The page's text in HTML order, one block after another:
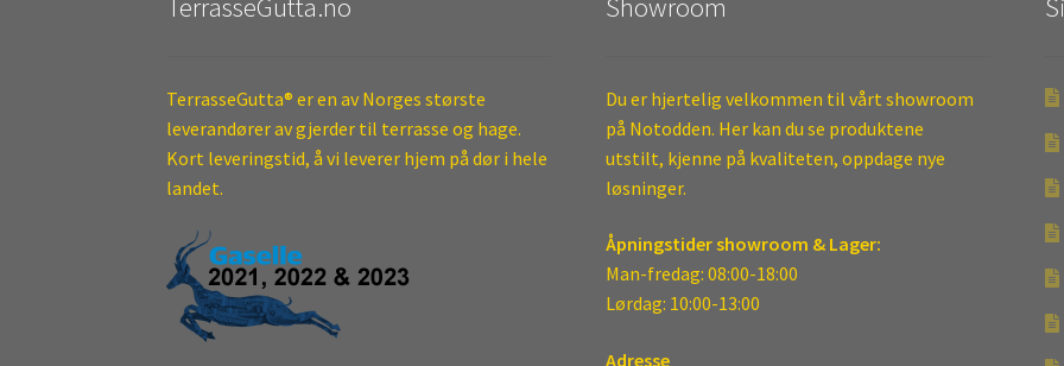
TerrasseGutta.no
TerrasseGutta® er en av Norges største
leverandører av gjerder til terrasse og hage.
Kort leveringstid, å vi leverer hjem på dør i hele
landet.
Showroom
Du er hjertelig velkommen til vårt showroom
på Notodden. Her kan du se produktene
utstilt, kjenne på kvaliteten, oppdage nye
løsninger.
Åpningstider showroom & Lager:
Man-fredag: 08:00-18:00
Lørdag: 10:00-13:00
Adresse